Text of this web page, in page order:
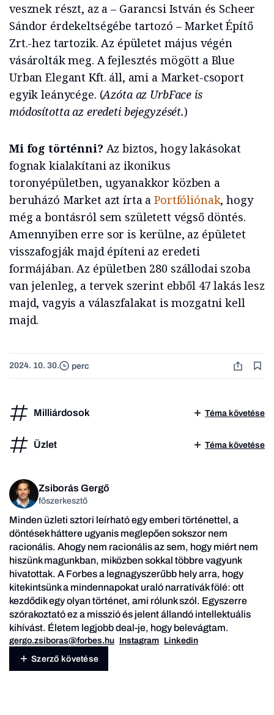
vesznek részt, az a – Garancsi István és Scheer
Sándor érdekeltségébe tartozó – Market Építő
Zrt.-hez tartozik. Az épületet május végén
vásárolták meg. A fejlesztés mögött a Blue
Urban Elegant Kft. áll, ami a Market-csoport
egyik leánycége. (Azóta az UrbFace is
módosította az eredeti bejegyzését.)
Mi fog történni? Az biztos, hogy lakásokat
fognak kialakítani az ikonikus
toronyépületben, ugyanakkor közben a
beruházó Market azt írta aPortfóliónak, hogy
még a bontásról sem született végső döntés.
Amennyiben erre sor is kerülne, az épületet
visszafogják majd építeni az eredeti
formájában. Az épületben 280 szállodai szoba
van jelenleg, a tervek szerint ebből 47 lakás lesz
majd, vagyis a válaszfalakat is mozgatni kell
majd.
2024. 10. 30. perc
Milliárdosok Téma követése
Üzlet Téma követése
Zsiborás Gergő
főszerkesztő
Minden üzleti sztori leírható egy emberi történettel, a
döntések háttere ugyanis meglepően sokszor nem
racionális. Ahogy nem racionális az sem, hogy miért nem
hiszünk magunkban, miközben sokkal többre vagyunk
hivatottak. A Forbes a legnagyszerűbb hely arra, hogy
kitekintsünk a mindennapokat uraló narratívák fölé: ott
kezdődik egy olyan történet, ami rólunk szól. Egyszerre
szórakoztató ez a misszió és jelent állandó intellektuális
kihívást. Életem legjobb deal-je, hogy belevágtam.
gergo.zsiboras@forbes.hu Instagram Linkedin
Szerző követése